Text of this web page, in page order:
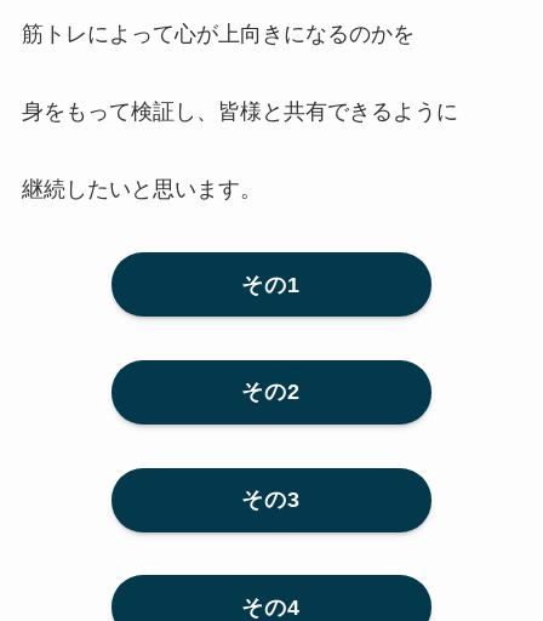
筋トレによって心が上向きになるのかを
身をもって検証し、皆様と共有できるように
継続したいと思います。
その1
その2
その3
その4